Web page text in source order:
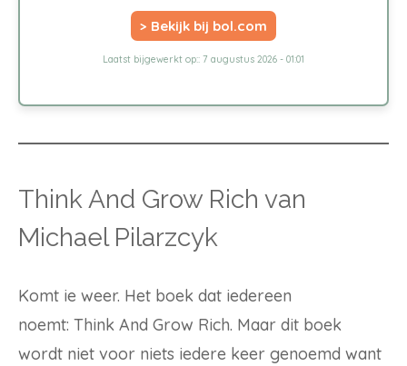
> Bekijk bij bol.com
Laatst bijgewerkt op:: 7 augustus 2026 - 01:01
Think And Grow Rich van
Michael Pilarzcyk
Komt ie weer. Het boek dat iedereen
noemt: Think And Grow Rich. Maar dit boek
wordt niet voor niets iedere keer genoemd want